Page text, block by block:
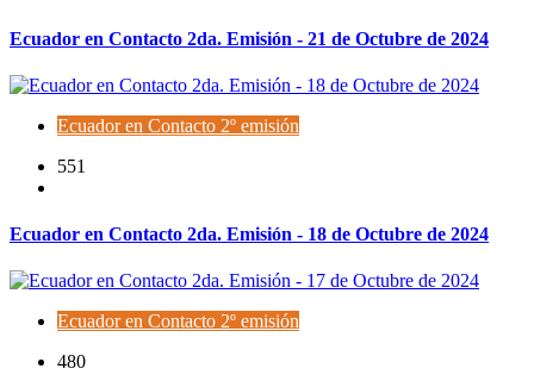
Ecuador en Contacto 2da. Emisión - 21 de Octubre de 2024
Ecuador en Contacto 2º emisión
551
Ecuador en Contacto 2da. Emisión - 18 de Octubre de 2024
Ecuador en Contacto 2º emisión
480